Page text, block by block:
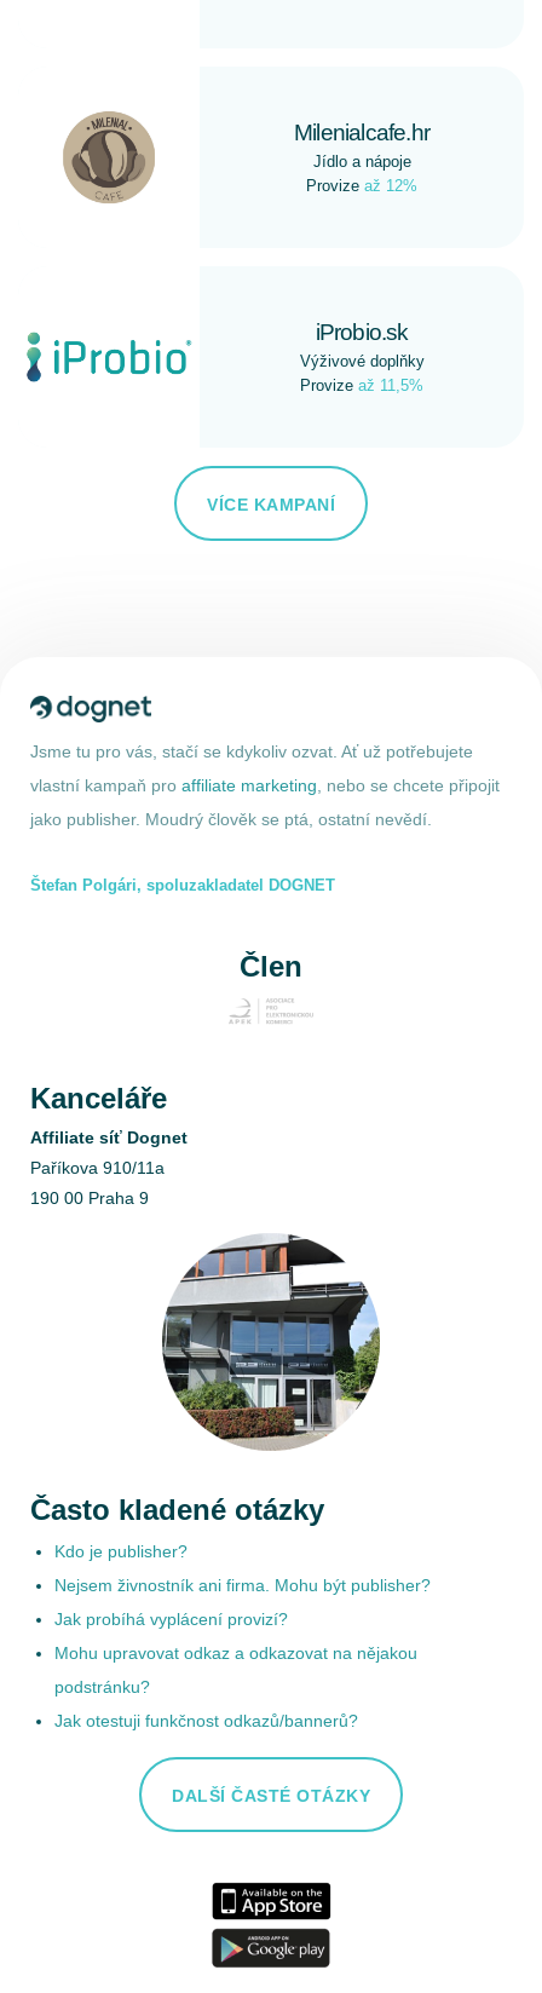
Milenialcafe.hr
Jídlo a nápoje
Provize až 12%
iProbio.sk
Výživové doplňky
Provize až 11,5%
VÍCE KAMPANÍ
Jsme tu pro vás, stačí se kdykoliv ozvat. Ať už potřebujete
vlastní kampaň pro affiliate marketing , nebo se chcete připojit
jako publisher. Moudrý člověk se ptá, ostatní nevědí.
Štefan Polgári, spoluzakladatel DOGNET
Člen
Kanceláře
Affiliate síť Dognet
Paříkova 910/11a
190 00 Praha 9
Často kladené otázky
Kdo je publisher?
Nejsem živnostník ani firma. Mohu být publisher?
Jak probíhá vyplácení provizí?
Mohu upravovat odkaz a odkazovat na nějakou
podstránku?
Jak otestuji funkčnost odkazů/bannerů?
DALŠÍ ČASTÉ OTÁZKY